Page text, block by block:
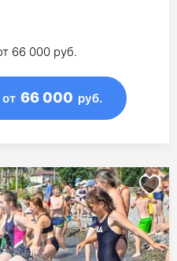
66 000 руб.
от 66 000 руб.